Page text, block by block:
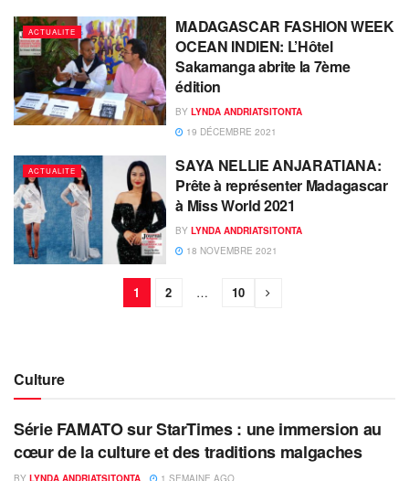
ACTUALITE
MADAGASCAR FASHION WEEK
OCEAN INDIEN: L’Hôtel
Sakamanga abrite la 7ème
édition
BY LYNDA ANDRIATSITONTA
19 DÉCEMBRE 2021
ACTUALITE
SAYA NELLIE ANJARATIANA:
Prête à représenter Madagascar
à Miss World 2021
BY LYNDA ANDRIATSITONTA
18 NOVEMBRE 2021
1 2 … 10
Culture
Série FAMATO sur StarTimes : une immersion au
cœur de la culture et des traditions malgaches
BY LYNDA ANDRIATSITONTA 1 SEMAINE AGO